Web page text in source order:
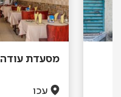
מסעדת עודה
עכו